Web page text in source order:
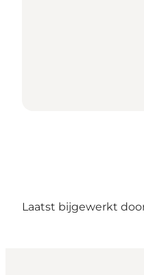
Laatst bijgewerkt